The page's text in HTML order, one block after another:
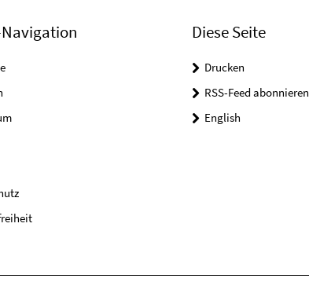
Diese Seite
Drucken
RSS-Feed abonnieren
English